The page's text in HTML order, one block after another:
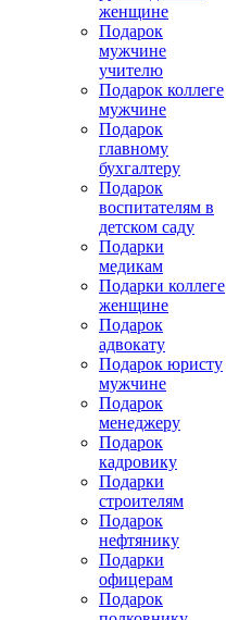
женщине
Подарок
мужчине
учителю
Подарок коллеге
мужчине
Подарок
главному
бухгалтеру
Подарок
воспитателям в
детском саду
Подарки
медикам
Подарки коллеге
женщине
Подарок
адвокату
Подарок юристу
мужчине
Подарок
менеджеру
Подарок
кадровику
Подарки
строителям
Подарок
нефтянику
Подарки
офицерам
Подарок